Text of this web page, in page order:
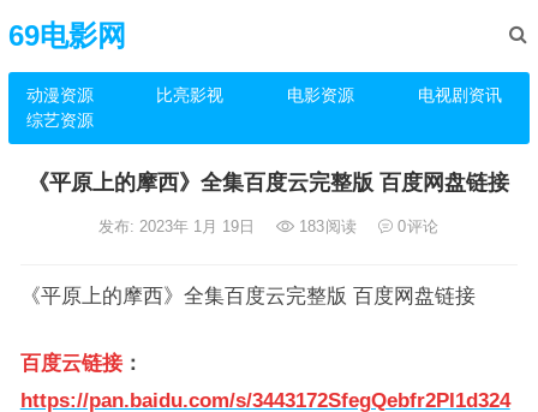
69电影网
动漫资源 比亮影视 电影资源
电视剧资讯
综艺资源
《平原上的摩西》全集百度云完整版 百度网盘链接
发布: 2023年 1月 19日 183阅读 0评论
《平原上的摩西》全集百度云完整版 百度网盘链接
百度云链接：
https://pan.baidu.com/s/3443172SfegQebfr2PI1d324